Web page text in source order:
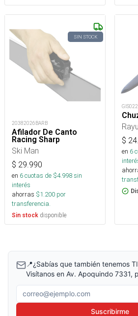
SIN STOCK
20382026BARB
Afilador De Canto
Racing Sharp
Ski Man
$ 29.990
en 6cuotas de $4.998sin
interés
ahorras $1.200 por
transferencia.
Sin stock disponible
$
en 6
📍¿Sabías que también tenemos
Visítanos en Av. Apoquindo 7331,
Correo electrónico
Suscribirme